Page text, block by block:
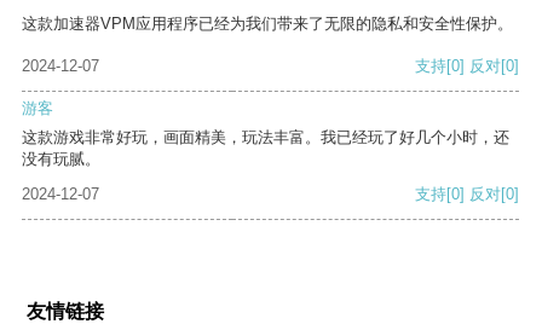
这款加速器VPM应用程序已经为我们带来了无限的隐私和安全性保护。
2024-12-07 支持[0] 反对[0]
游客
这款游戏非常好玩，画面精美，玩法丰富。我已经玩了好几个小时，还
没有玩腻。
2024-12-07
支持[0] 反对[0]
友情链接